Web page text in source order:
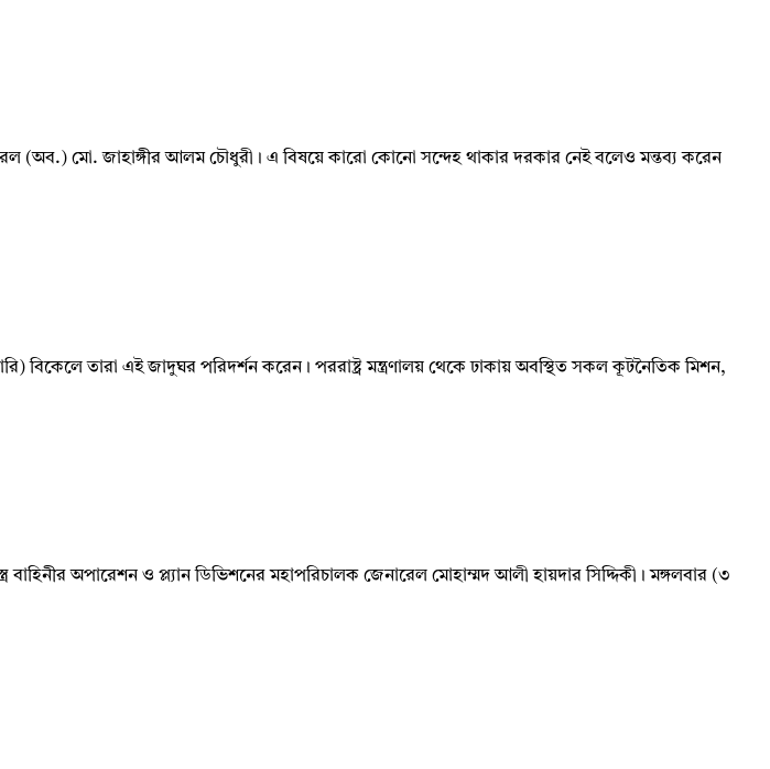
(অব.) মো. জাহাঙ্গীর আলম চৌধুরী। এ বিষয়ে কারো কোনো সন্দেহ থাকার দরকার নেই বলেও মন্তব্য করেন
বিকেলে তারা এই জাদুঘর পরিদর্শন করেন। পররাষ্ট্র মন্ত্রণালয় থেকে ঢাকায় অবস্থিত সকল কূটনৈতিক মিশন,
অপারেশন ও প্ল্যান ডিভিশনের মহাপরিচালক জেনারেল মোহাম্মদ আলী হায়দার সিদ্দিকী। মঙ্গলবার (৩